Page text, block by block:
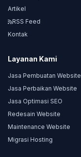
Artikel
RSS Feed
Kontak
Layanan Kami
Jasa Pembuatan Website
Jasa Perbaikan Website
Jasa Optimasi SEO
Redesain Website
Maintenance Website
Migrasi Hosting